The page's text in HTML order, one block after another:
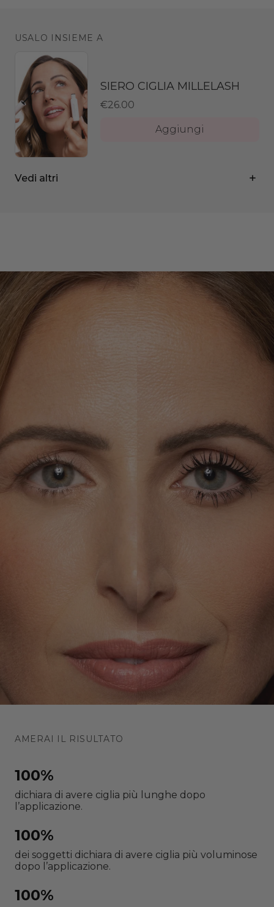
USALO INSIEME A
Vedi altri
SIERO CIGLIA MILLELASH
€26.00
Aggiungi
MATITA OCCHI ALLDAYLOVE
AMERAI IL RISULTATO
100%
dichiara di avere ciglia più lunghe dopo
l’applicazione.
100%
dei soggetti dichiara di avere ciglia più voluminose
dopo l’applicazione.
100%